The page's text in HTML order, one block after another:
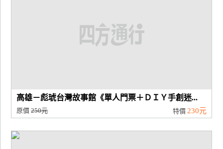
高雄－彪琥台灣故事館《單人門票＋ＤＩＹ手創迷...
原價250元 特價 230元